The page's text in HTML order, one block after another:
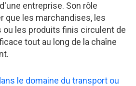
entreprise. Son rôle
que les marchandises, les
les produits finis circulent de
tout au long de la chaîne
le domaine du transport ou